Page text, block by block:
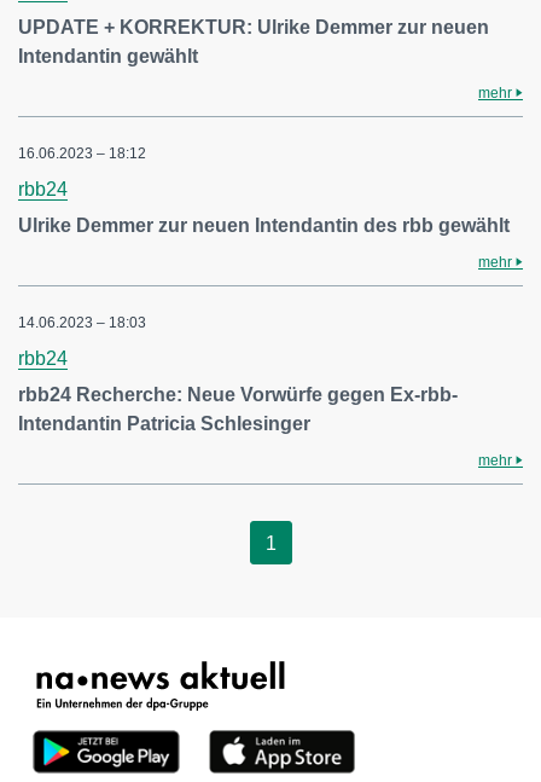
UPDATE + KORREKTUR: Ulrike Demmer zur neuen
Intendantin gewählt
mehr
16.06.2023 – 18:12
rbb24
Ulrike Demmer zur neuen Intendantin des rbb gewählt
mehr
14.06.2023 – 18:03
rbb24
rbb24 Recherche: Neue Vorwürfe gegen Ex-rbb-
Intendantin Patricia Schlesinger
mehr
1